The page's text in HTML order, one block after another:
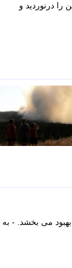
واشنگتن را درنوردید و
می بخشد. - به